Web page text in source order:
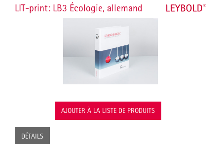
LIT-print: LB3 Écologie, allemand
AJOUTER À LA LISTE DE PRODUITS
DÉTAILS